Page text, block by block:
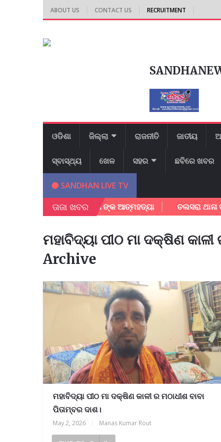
ABOUT US CONTACT US RECRUITMENT
ଓଡିଶା ଜିଲ୍ଲା ରାଜନୀତି ଜାତୀୟ
ସ୍ବାସ୍ଥ୍ୟ ଖେଳ ସହର ଛବିରେ ଖବର
SANDHAN LIVE TV
ତାଜା ଖବର
ନୀବାସରେ ଛାତ୍ରୀ ଙ୍କ ଆତ୍ମହତ୍ୟା ତଲସରା ଥାନା
ମହାବିଦ୍ୟା ପୀଠ ମା ଦକ୍ଷିଣ କାଳୀ
Archive
ମହାବିଦ୍ୟା ପୀଠ ମା ଦକ୍ଷିଣ କାଳୀ ର ମଠାଧୀଶ ବାବା
ପିତାମ୍ବର ଦାଶ।
May 2, 2026 Manas Kumar Rout